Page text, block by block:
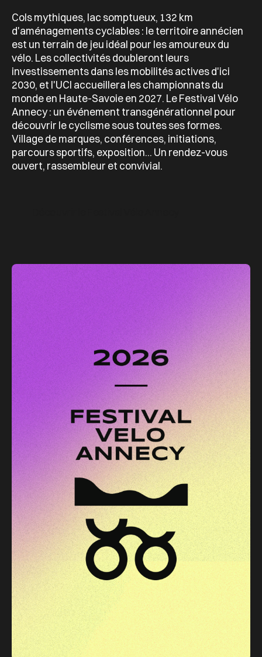
Cols mythiques, lac somptueux, 132 km
d'aménagements cyclables : le territoire annécien
est un terrain de jeu idéal pour les amoureux du
vélo. Les collectivités doubleront leurs
investissements dans les mobilités actives d'ici
2030, et l'UCI accueillera les championnats du
monde en Haute-Savoie en 2027. Le Festival Vélo
Annecy : un événement transgénérationnel pour
découvrir le cyclisme sous toutes ses formes.
Village de marques, conférences, initiations,
parcours sportifs, exposition... Un rendez-vous
ouvert, rassembleur et convivial.